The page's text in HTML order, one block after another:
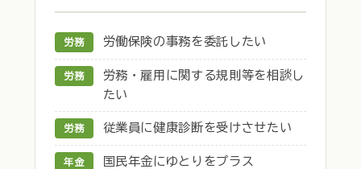
労務 労働保険の事務を委託したい
労務
労務・雇用に関する規則等を相談し
たい
労務 従業員に健康診断を受けさせたい
年金 国民年金にゆとりをプラス